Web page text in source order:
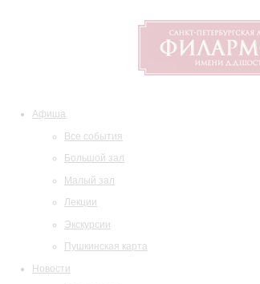
Афиша
Все события
Большой зал
Малый зал
Лекции
Экскурсии
Пушкинская карта
Новости